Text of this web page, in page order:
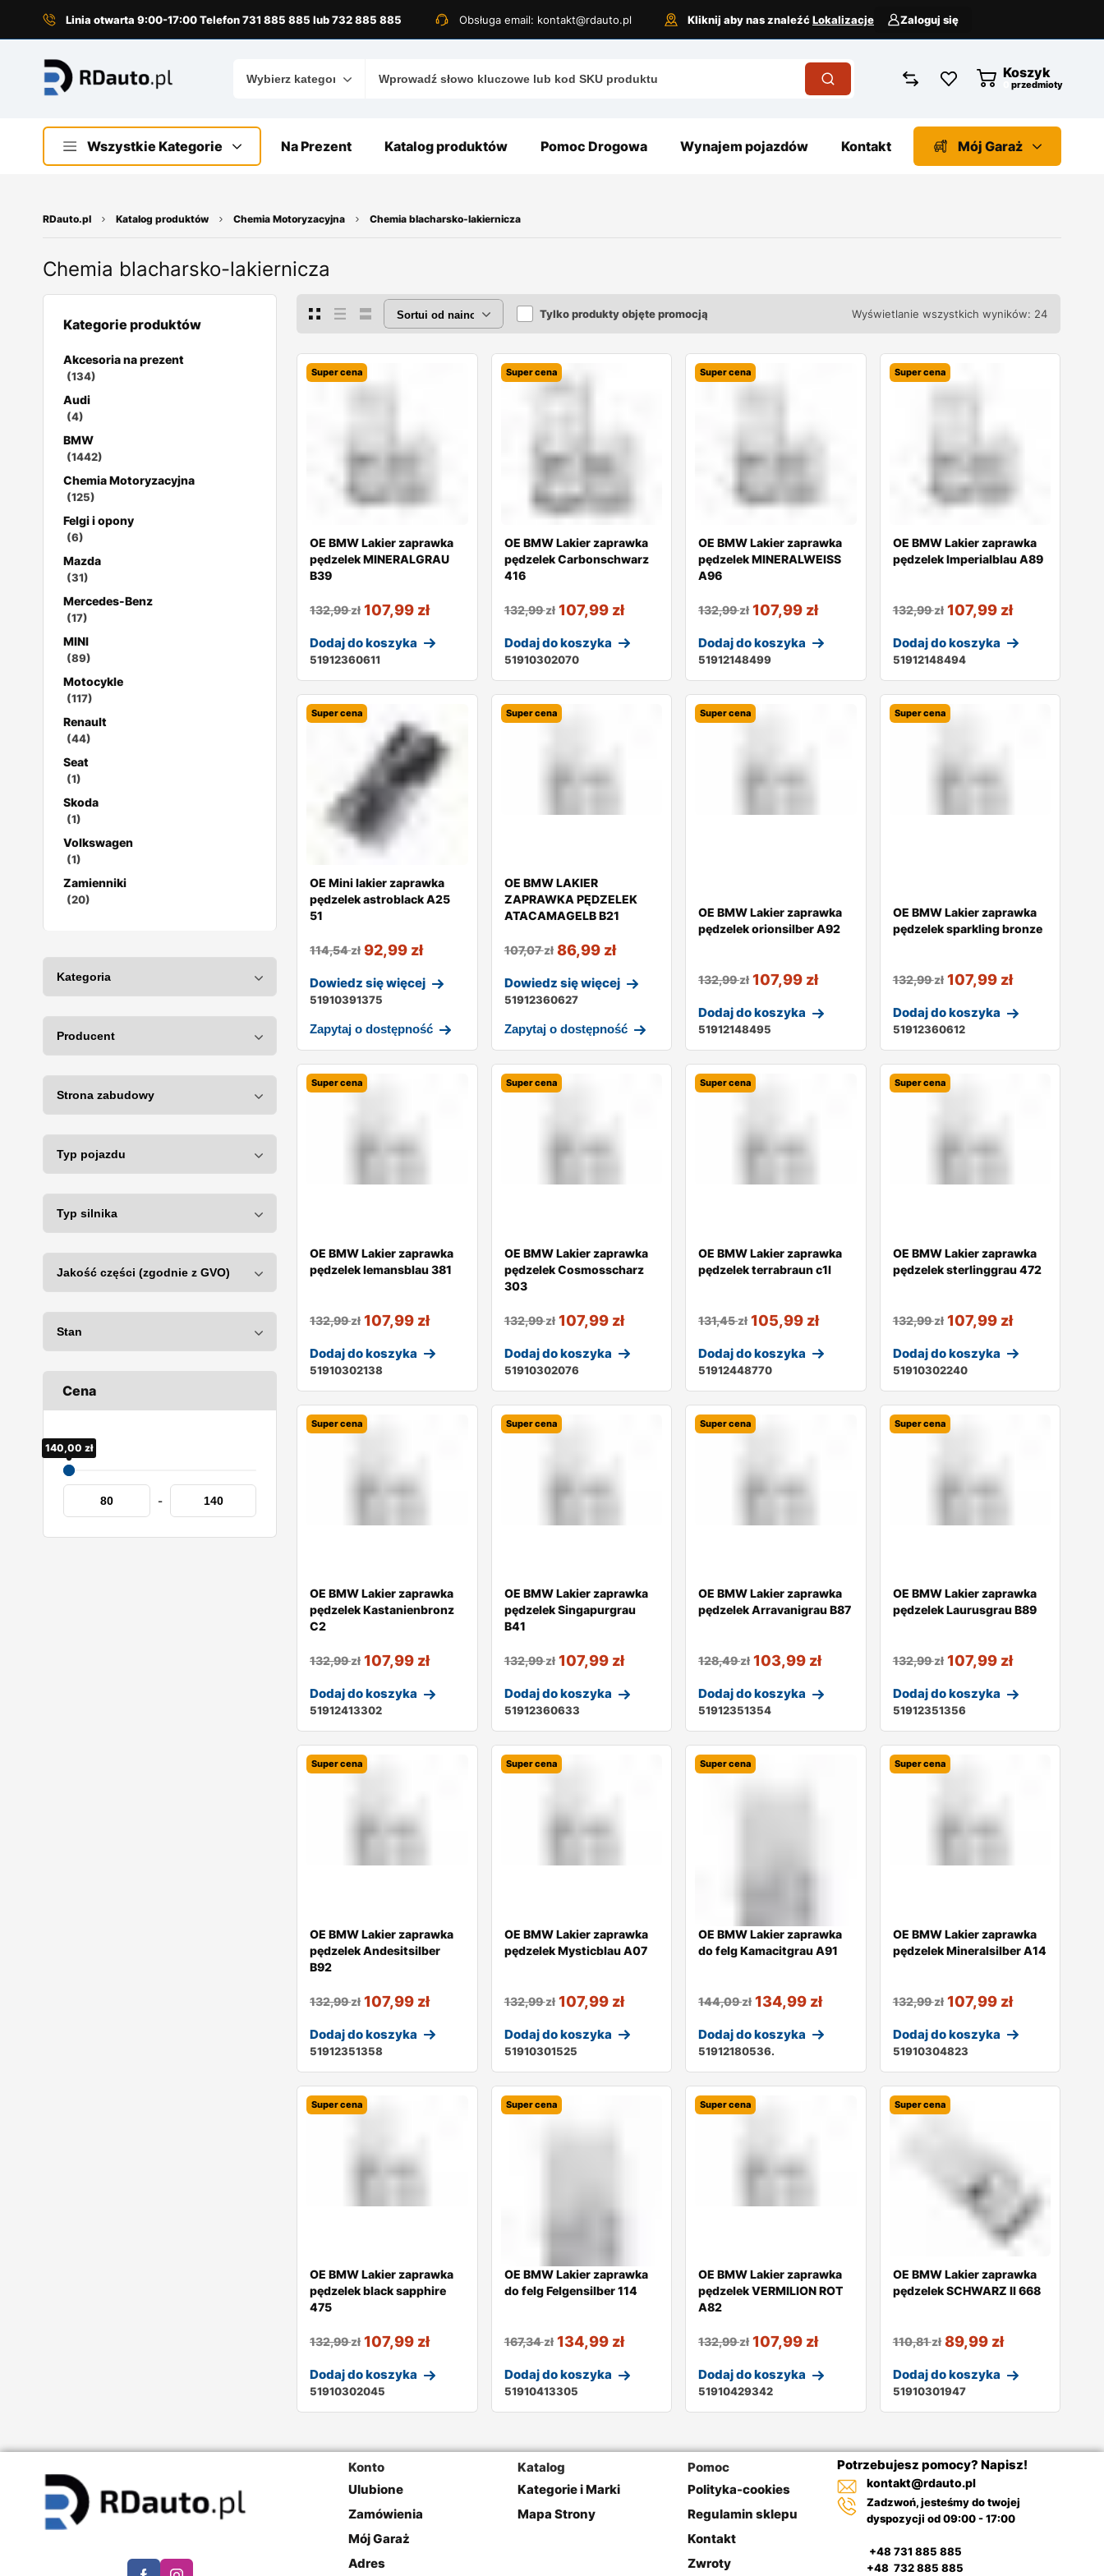
Linia otwarta 9:00-17:00 Telefon 731 885 885 lub 732 885 885 Obsługa email: kontakt@rdauto.pl Kliknij aby nas znaleźćLokalizacje Zaloguj się
Koszyk
przedmioty
Wszystkie Kategorie Na Prezent Katalog produktów Pomoc Drogowa Wynajem pojazdów Kontakt Mój Garaż
RDauto.pl Katalog produktów Chemia Motoryzacyjna Chemia blacharsko-lakiernicza
Chemia blacharsko-lakiernicza
Kategorie produktów
Akcesoria na prezent
(134)
Audi
(4)
BMW
(1442)
Chemia Motoryzacyjna
(125)
Felgi i opony
(6)
Mazda
(31)
Mercedes-Benz
(17)
MINI
(89)
Motocykle
(117)
Renault
(44)
Seat
(1)
Skoda
(1)
Volkswagen
(1)
Zamienniki
(20)
Cena
80,00 zł
140,00 zł
-
Tylko produkty objęte promocją Wyświetlanie wszystkich wyników: 24
Super cena
OE BMW Lakier zaprawka
pędzelek MINERALGRAU
B39
132,99zł 107,99 zł
Dodaj do koszyka
51912360611
Super cena
OE BMW Lakier zaprawka
pędzelek Carbonschwarz
416
132,99zł 107,99 zł
Dodaj do koszyka
51910302070
Super cena
OE BMW Lakier zaprawka
pędzelek MINERALWEISS
A96
132,99zł 107,99 zł
Dodaj do koszyka
51912148499
Super cena
OE BMW Lakier zaprawka
pędzelek Imperialblau A89
132,99zł 107,99 zł
Dodaj do koszyka
51912148494
Super cena
OE Mini lakier zaprawka
pędzelek astroblack A25
51
114,54zł 92,99 zł
Dowiedz się więcej
51910391375
Zapytaj o dostępność
Super cena
OE BMW LAKIER
ZAPRAWKA PĘDZELEK
ATACAMAGELB B21
107,07zł 86,99 zł
Dowiedz się więcej
51912360627
Zapytaj o dostępność
Super cena
OE BMW Lakier zaprawka
pędzelek orionsilber A92
132,99zł 107,99 zł
Dodaj do koszyka
51912148495
Super cena
OE BMW Lakier zaprawka
pędzelek sparkling bronze
132,99zł 107,99 zł
Dodaj do koszyka
51912360612
Super cena
OE BMW Lakier zaprawka
pędzelek lemansblau 381
132,99zł 107,99 zł
Dodaj do koszyka
51910302138
Super cena
OE BMW Lakier zaprawka
pędzelek Cosmosscharz
303
132,99zł 107,99 zł
Dodaj do koszyka
51910302076
Super cena
OE BMW Lakier zaprawka
pędzelek terrabraun c1l
131,45zł 105,99 zł
Dodaj do koszyka
51912448770
Super cena
OE BMW Lakier zaprawka
pędzelek sterlinggrau 472
132,99zł 107,99 zł
Dodaj do koszyka
51910302240
Super cena
OE BMW Lakier zaprawka
pędzelek Kastanienbronz
C2
132,99zł 107,99 zł
Dodaj do koszyka
51912413302
Super cena
OE BMW Lakier zaprawka
pędzelek Singapurgrau
B41
132,99zł 107,99 zł
Dodaj do koszyka
51912360633
Super cena
OE BMW Lakier zaprawka
pędzelek Arravanigrau B87
128,49zł 103,99 zł
Dodaj do koszyka
51912351354
Super cena
OE BMW Lakier zaprawka
pędzelek Laurusgrau B89
132,99zł 107,99 zł
Dodaj do koszyka
51912351356
Super cena
OE BMW Lakier zaprawka
pędzelek Andesitsilber
B92
132,99zł 107,99 zł
Dodaj do koszyka
51912351358
Super cena
OE BMW Lakier zaprawka
pędzelek Mysticblau A07
132,99zł 107,99 zł
Dodaj do koszyka
51910301525
Super cena
OE BMW Lakier zaprawka
do felg Kamacitgrau A91
144,09zł 134,99 zł
Dodaj do koszyka
51912180536.
Super cena
OE BMW Lakier zaprawka
pędzelek Mineralsilber A14
132,99zł 107,99 zł
Dodaj do koszyka
51910304823
Super cena
OE BMW Lakier zaprawka
pędzelek black sapphire
475
132,99zł 107,99 zł
Dodaj do koszyka
51910302045
Super cena
OE BMW Lakier zaprawka
do felg Felgensilber 114
167,34zł 134,99 zł
Dodaj do koszyka
51910413305
Super cena
OE BMW Lakier zaprawka
pędzelek VERMILION ROT
A82
132,99zł 107,99 zł
Dodaj do koszyka
51910429342
Super cena
OE BMW Lakier zaprawka
pędzelek SCHWARZ II 668
110,81zł 89,99 zł
Dodaj do koszyka
51910301947
Konto
Ulubione
Zamówienia
Mój Garaż
Adres
Katalog
Kategorie i Marki
Mapa Strony
Pomoc
Polityka-cookies
Regulamin sklepu
Kontakt
Zwroty
Potrzebujesz pomocy? Napisz!
kontakt@rdauto.pl
Zadzwoń, jesteśmy do twojej
dyspozycji od 09:00 - 17:00
+48 731 885 885
+48 732 885 885